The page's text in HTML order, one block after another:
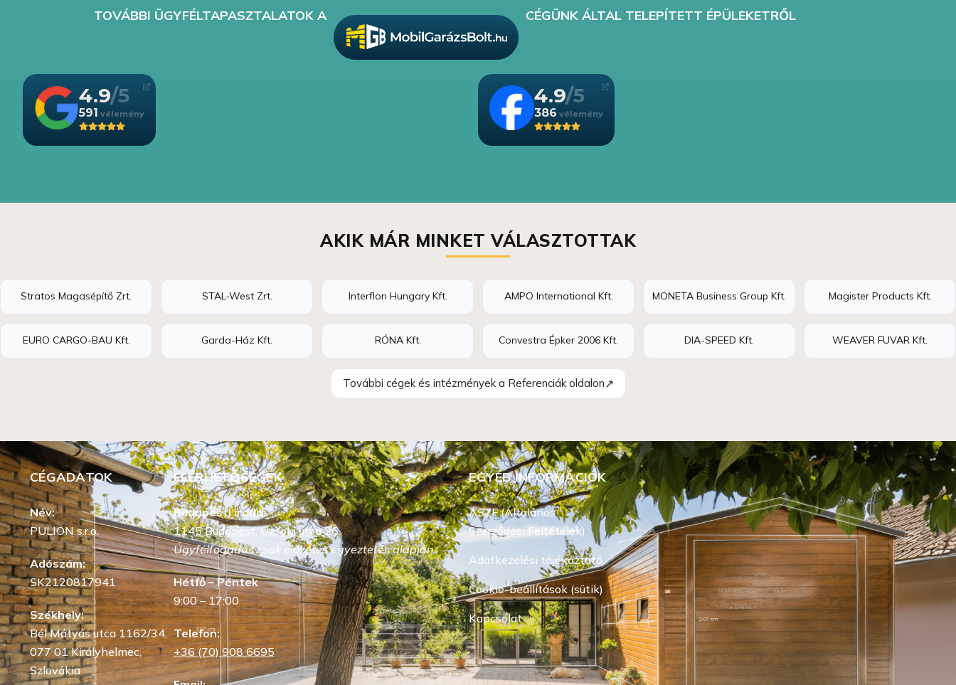
TOVÁBBI ÜGYFÉLTAPASZTALATOK A CÉGÜNK ÁLTAL TELEPÍTETT ÉPÜLEKETRŐL
4.9
591
4.9
386
AKIK MÁR MINKET VÁLASZTOTTAK
Stratos Magasépítő Zrt. STAL-West Zrt. Interflon Hungary Kft. AMPO International Kft. MONETA Business Group Kft. Magister Products Kft.
EURO CARGO-BAU Kft. Garda-Ház Kft. RÓNA Kft. Convestra Épker 2006 Kft. DIA-SPEED Kft. WEAVER FUVAR Kft.
További cégek és intézmények a Referenciák oldalon↗
CÉGADATOK
Név:
PULION s.r.o.
Adószám:
SK2120817941
Székhely:
Bél Mátyás utca 1162/34,
077 01 Királyhelmec,
Szlovákia
ELÉRHETŐSÉGEK
Budapesti iroda:
1145 Budapest, Uzsoki utca 26.
Ügyfélfogadás csak előzetes egyeztetés alapján.
Hétfő – Péntek
9:00 – 17:00
Telefon:
+36 (70) 908 6695
EGYÉB INFORMÁCIÓK
ÁSZF (Általános
Szerződési Feltételek)
Adatkezelési tájékoztató
Cookie-beállítások (sütik)
Kapcsolat